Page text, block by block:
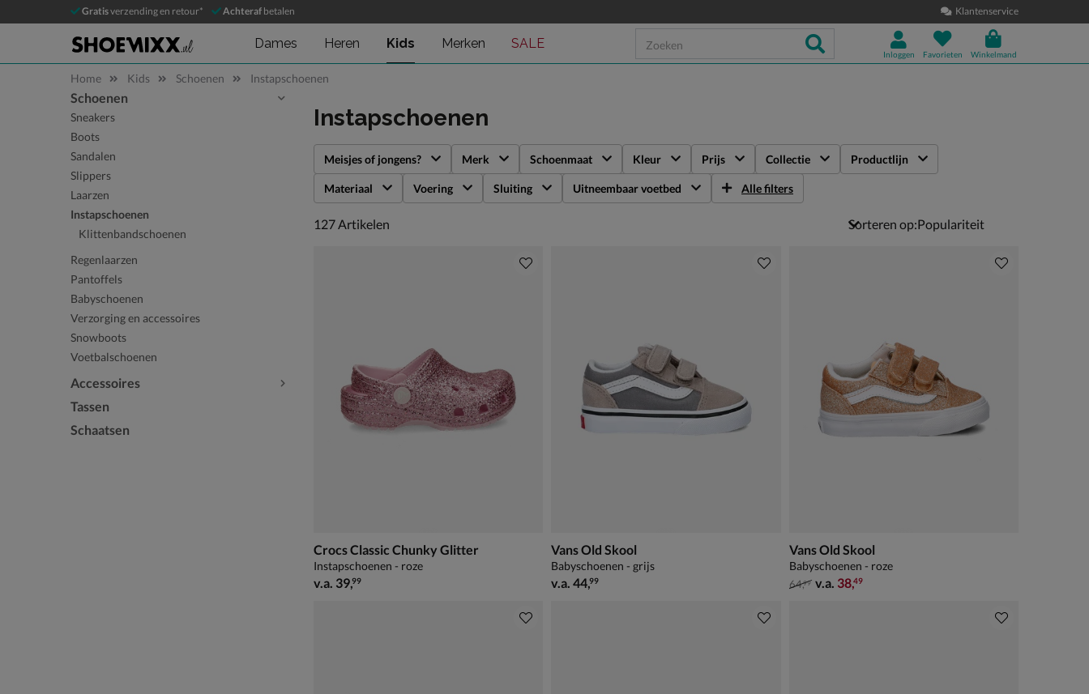
Gratisverzending en retour* Achteraf betalen Klantenservice
Dames Heren Kids Merken SALE
Inloggen Favorieten Winkelmand
Home Kids Schoenen Instapschoenen
Sla categorieën over
Schoenen
Sneakers
Boots
Sandalen
Slippers
Laarzen
Instapschoenen
Klittenbandschoenen
Regenlaarzen
Pantoffels
Babyschoenen
Verzorging en accessoires
Snowboots
Voetbalschoenen
Accessoires
Tassen
Schaatsen
Instapschoenen
Meisjes of jongens? Merk Schoenmaat Kleur Prijs Collectie Productlijn
Materiaal Voering Sluiting Uitneembaar voetbed Alle filters
127 artikelen
127Artikelen Sorteren op:
Crocs Classic Chunky Glitter
Instapschoenen - roze
vanaf € 39,99
v.a. 39,99
Vans Old Skool
Babyschoenen - grijs
vanaf € 44,99
v.a. 44,99
Vans Old Skool
Babyschoenen - roze
van € 64,99 vanaf € 38,49
64,99 v.a. 38,49